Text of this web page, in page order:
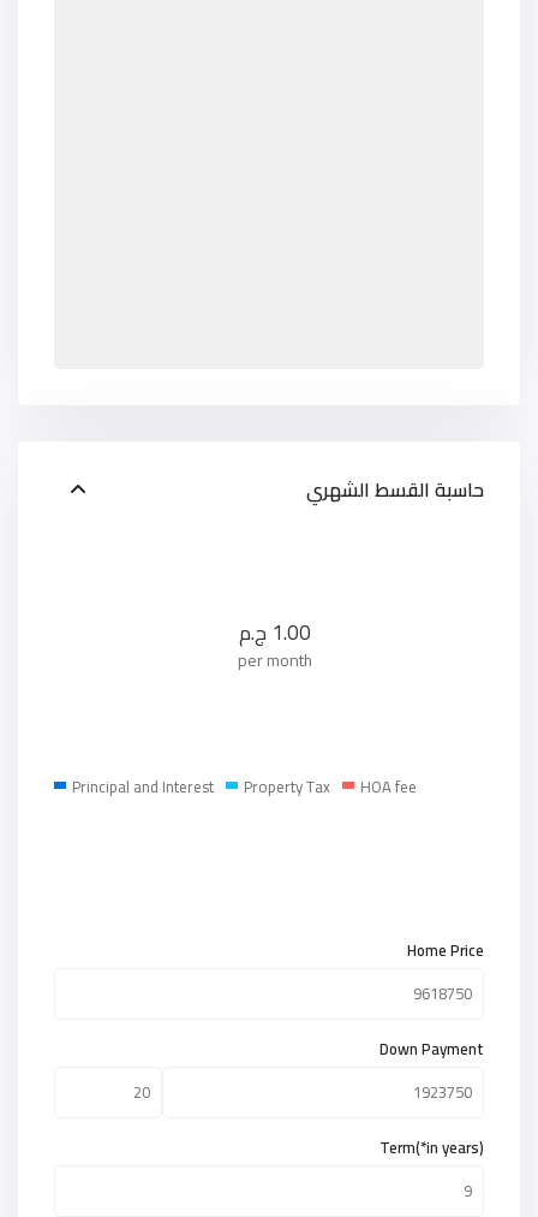
حاسبة القسط الشهري
1.00 ج.م
per month
Principal and Interest Property Tax HOA fee
Home Price
Down Payment
Term(*in years)